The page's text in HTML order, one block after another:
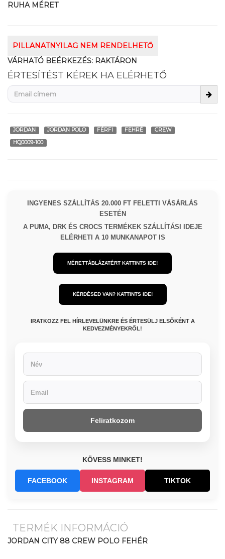
RUHA MÉRET
PILLANATNYILAG NEM RENDELHETŐ
VÁRHATÓ BEÉRKEZÉS: RAKTÁRON
ÉRTESÍTÉST KÉREK HA ELÉRHETŐ
JORDAN JORDAN POLO FÉRFI FEHRÉ
CREW
HQ0009-100
INGYENES SZÁLLÍTÁS 20.000 FT FELETTI VÁSÁRLÁS
ESETÉN
A PUMA, DRK ÉS CROCS TERMÉKEK SZÁLLÍTÁSI IDEJE
ELÉRHETI A 10 MUNKANAPOT IS
MÉRETTÁBLÁZATÉRT KATTINTS IDE!
KÉRDÉSED VAN? KATTINTS IDE!
IRATKOZZ FEL HÍRLEVELÜNKRE ÉS ÉRTESÜLJ ELSŐKÉNT A
KEDVEZMÉNYEKRŐL!
Feliratkozom
KÖVESS MINKET!
FACEBOOK INSTAGRAM TIKTOK
TERMÉK INFORMÁCIÓ
JORDAN CITY 88 CREW POLO FEHÉR